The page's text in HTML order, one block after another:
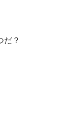
だ？